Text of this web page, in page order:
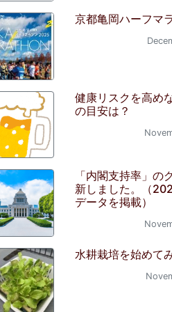
京都亀岡ハーフマ
健康リスクを高め
の目安は？
「内閣支持率」の
新しました。（
データを掲載）
水耕栽培を始めて